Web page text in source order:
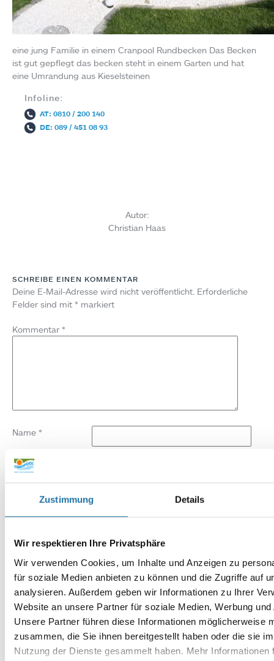
Zustimmung Details
Wir respektieren Ihre Privatsphäre
Wir verwenden Cookies, um Inhalte und Anzeigen zu
für soziale Medien anbieten zu können und die Zugriffe auf
analysieren. Außerdem geben wir Informationen zu Ihrer
Website an unsere Partner für soziale Medien, Werbung
Unsere Partner führen diese Informationen möglicherweise
zusammen, die Sie ihnen bereitgestellt haben oder die sie
Nutzung der Dienste gesammelt haben. Mehr Informationen
eine jung Familie in einem Cranpool Rundbecken Das Becken
ist gut gepflegt das becken steht in einem Garten und hat
eine Umrandung aus Kieselsteinen
Infoline:
AT: 0810 / 200 140
DE: 089 / 451 08 93
Autor:
Christian Haas
SCHREIBE EINEN KOMMENTAR
Deine E-Mail-Adresse wird nicht veröffentlicht. Erforderliche
Felder sind mit * markiert
Kommentar *
Name *
E-Mail-Adresse
Website